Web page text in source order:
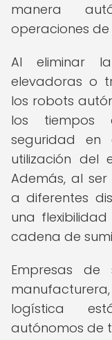
manera
operaciones
Al eliminar
elevadoras o
los robots
los tiempos
seguridad en
utilización del
Además, al
a diferentes
una
cadena de
Empresas de
logística
autónomos de